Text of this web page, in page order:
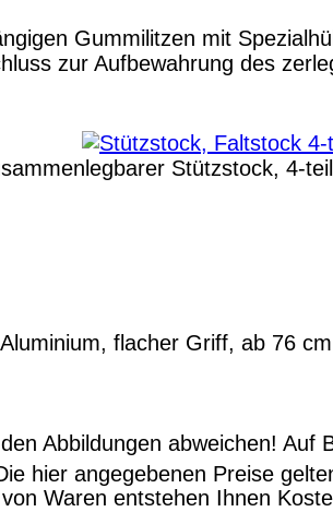
Gummilitzen mit
zur Aufbewahrung des
Stützstock, 4-
flacher Griff, ab 76
Abbildungen abweichen! Auf
hier angegebenen Preise
Waren entstehen Ihnen